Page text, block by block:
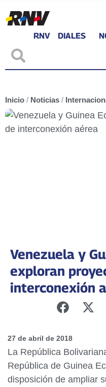
RNV DIALES
Inicio / Noticias /
Venezuela y
exploran
interconexión
27 de abril de 2018
La República
República de Guinea
disposición de ampliar